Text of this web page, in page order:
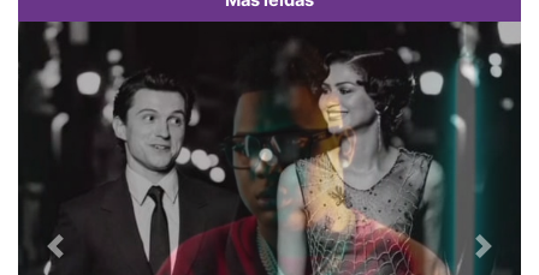
Previous Next